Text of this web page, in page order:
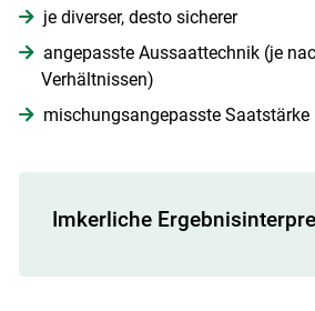
je diverser, desto sicherer
angepasste Aussaattechnik (je
Verhältnissen)
mischungsangepasste Saatstärke
Imkerliche